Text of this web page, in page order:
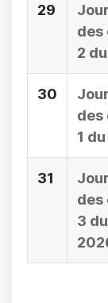
29
des
2
30
des
1
31
des
3